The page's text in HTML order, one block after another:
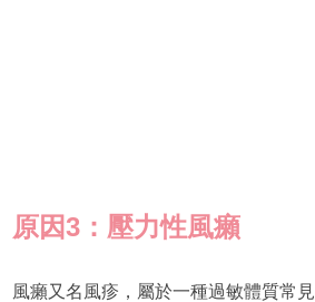
原因3：壓力性風癩
風癩又名風疹，屬於一種過敏體質常